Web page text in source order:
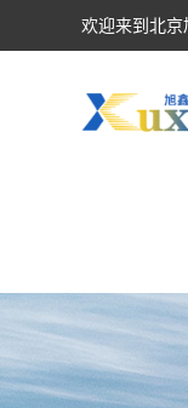
欢迎来到北京